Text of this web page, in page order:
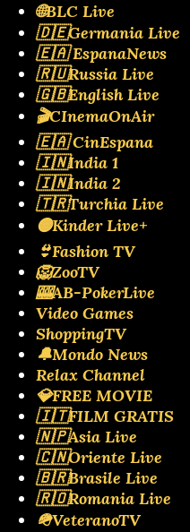
🌐BLC Live
🇩🇪Germania Live
🇪🇦 EspanaNews
🇷🇺Russia Live
🇬🇧English Live
🎬CInemaOnAir
🇪🇦 CinEspana
🇮🇳India 1
🇮🇳India 2
🇹🇷Turchia Live
🟡Kinder Live+
👙Fashion TV
🦁ZooTV
🎰AB-PokerLive
Video Games
ShoppingTV
🔔Mondo News
Relax Channel
💎FREE MOVIE
🇮🇹FILM GRATIS
🇳🇵Asia Live
🇨🇳Oriente Live
🇧🇷Brasile Live
🇷🇴Romania Live
🪖VeteranoTV